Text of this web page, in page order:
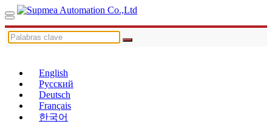
English
Русский
Deutsch
Français
한국어